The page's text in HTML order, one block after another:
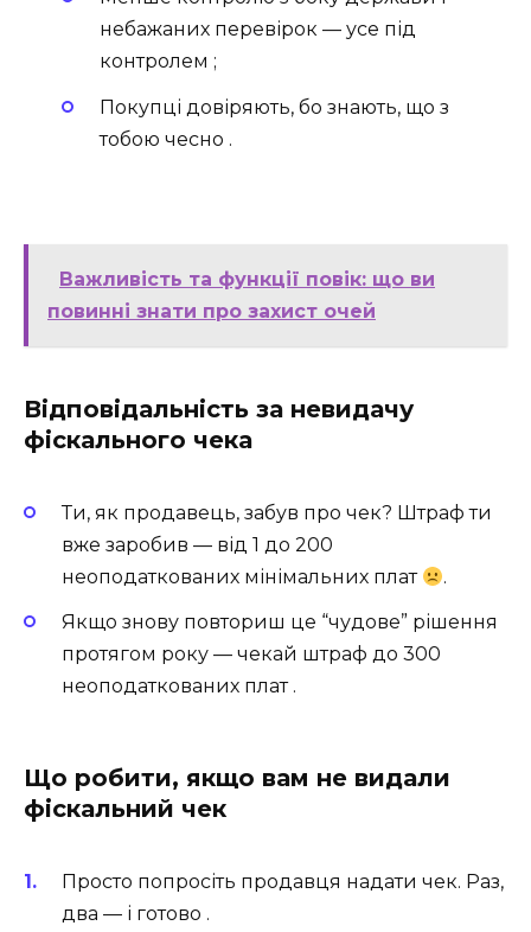
небажаних перевірок — усе під
контролем ;
Покупці довіряють, бо знають, що з
тобою чесно .
Важливість та функції повік: що ви
повинні знати про захист очей
Відповідальність за невидачу
фіскального чека
Ти, як продавець, забув про чек? Штраф ти
вже заробив — від 1 до 200
неоподаткованих мінімальних плат
.
Якщо знову повториш це “чудове” рішення
протягом року — чекай штраф до 300
неоподаткованих плат .
Що робити, якщо вам не видали
фіскальний чек
Просто попросіть продавця надати чек. Раз,
два — і готово ️.